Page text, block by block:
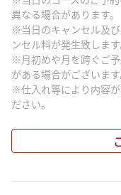
異なる場合があります。
※当日のキャンセル及
ンセル料が発生致します
※月初めや月を跨ぐご
がある場合がございます
※仕入れ等により内容
ださい。